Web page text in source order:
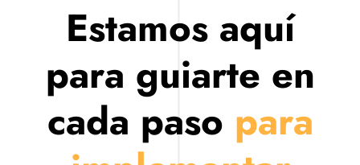
Estamos aquí
para guiarte en
cada paso para